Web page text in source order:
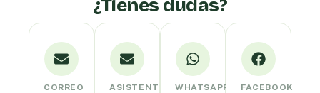
¿Tienes dudas?
CORREO
ASISTENTE
WHATSAPP FACEBOOK